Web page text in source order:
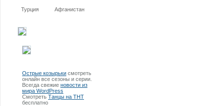
Турция Афганистан
Острые козырьки смотреть
онлайн все сезоны и серии.
Всегда свежие новости из
мира WordPress
Смотреть Танцы на ТНТ
бесплатно